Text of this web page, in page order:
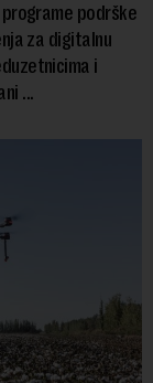
podrške
za digitalnu
i
...